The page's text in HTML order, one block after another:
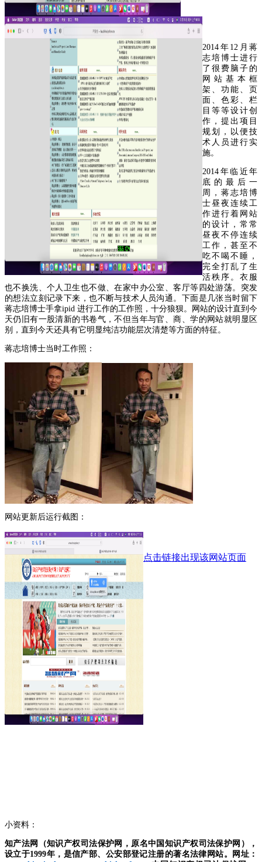
2014年12月蒋
志培博士进行
了很费脑子的
网站基本框
架、功能、页
面、色彩、栏
目等等设计创
作，提出项目
规划，以便技
术人员进行实
施。
2014 年临近年
底的最后一
周，蒋志培博
士昼夜连续工
作进行着网站
的设计，常常
昼夜不停连续
工作，甚至不
吃不喝不睡，
完全打乱了生
活秩序。衣服
也不换洗、个人卫生也不做、在家中办公室、客厅等四处游荡。突发
的想法立刻记录下来，也不断与技术人员沟通。下面是几张当时留下
蒋志培博士手拿ipid 进行工作的工作照，十分狼狈。网站的设计直到今
天仍旧有一股清新的书卷气，不但当年与官、商、学的网站就明显区
别，直到今天还具有它明显纯洁功能层次清楚等方面的特征。
蒋志培博士当时工作照：
网站更新后运行截图：
点击链接出现该网站页面
小资料：
知产法网（知识产权司法保护网，原名中国知识产权司法保护网），
设立于1999年，是信产部、公安部登记注册的著名法律网站。网址：